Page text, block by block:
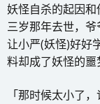
妖怪自杀的起因
三岁那年去世，
让小严(妖怪)好好
料却成了妖怪的噩
「那时候太小了